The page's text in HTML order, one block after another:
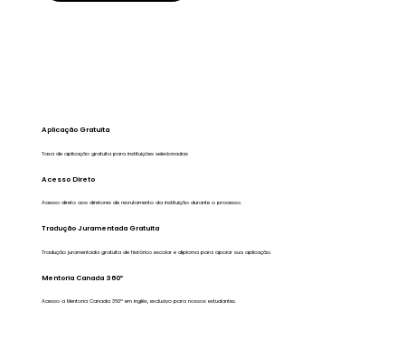
Aplicação Gratuita
Taxa de aplicação gratuita para instituições selecionadas
Acesso Direto
Acesso direto aos diretores de recrutamento da instituição durante o processo.
Tradução Juramentada Gratuita
Tradução juramentada gratuita de histórico escolar e diploma para apoiar sua aplicação.
Mentoria Canada 360º
Acesso a Mentoria Canada 360º em inglês, exclusivo para nossos estudantes.